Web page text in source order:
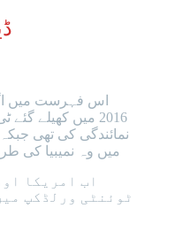
اس فہرست میں
2016 میں کھیلے
میں وہ نمیبیا کی
اب امریکا
ٹوئنٹی ورلڈکپ